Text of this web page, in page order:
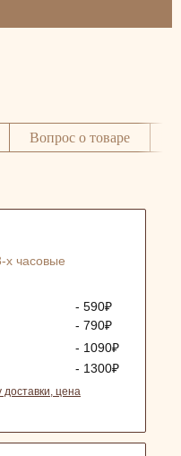
Вопрос о товаре
х часовые
- 790₽
- 1090₽
- 590₽
цена
- 1300₽